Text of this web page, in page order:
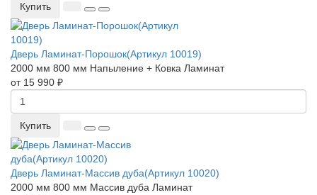
Купить
Дверь Ламинат-Порошок(Артикул 10019)
2000 мм 800 мм Напыление + Ковка Ламинат
от 15 990 ₽
Купить
Дверь Ламинат-Массив дуба(Артикул 10020)
2000 мм 800 мм Массив дуба Ламинат